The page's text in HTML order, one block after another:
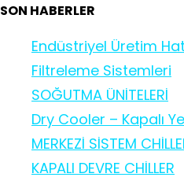
SON HABERLER
Endüstriyel Üretim
Filtreleme Sistemleri
SOĞUTMA ÜNİTELERİ
Dry Cooler – Kapalı
MERKEZİ SİSTEM
KAPALI DEVRE CHİLLER